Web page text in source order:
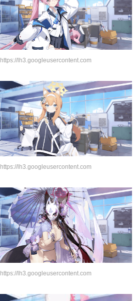
https://lh3.googleusercontent.com
https://lh3.googleusercontent.com
https://lh3.googleusercontent.com